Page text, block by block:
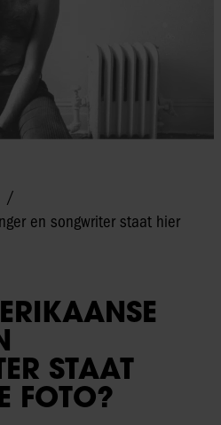
en songwriter staat hier
STAAT
FOTO?